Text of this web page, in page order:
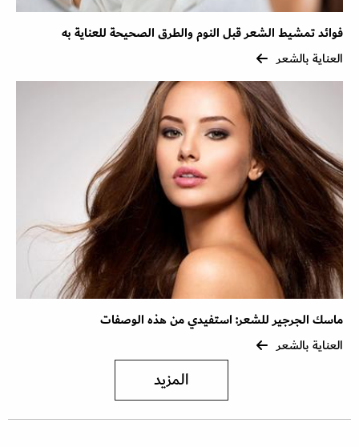
فوائد تمشيط الشعر قبل النوم والطرق الصحيحة للعناية به
العناية بالشعر
ماسك الجرجير للشعر: استفيدي من هذه الوصفات
العناية بالشعر
المزيد